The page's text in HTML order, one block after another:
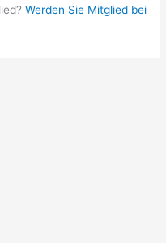
Werden Sie Mitglied bei